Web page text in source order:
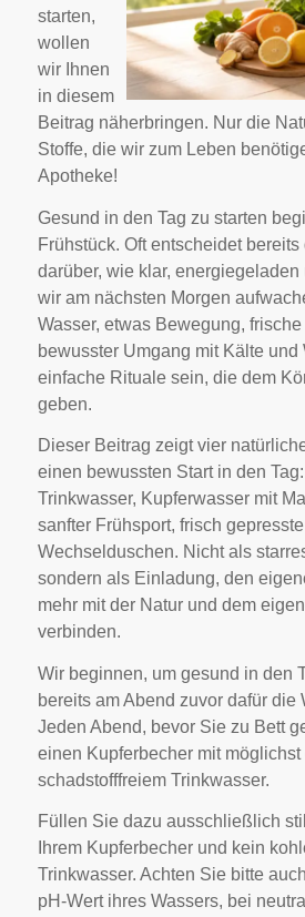
starten,
wollen
wir Ihnen
in diesem
Beitrag näherbringen. Nur die
Stoffe, die wir zum Leben
Apotheke!
Gesund in den Tag zu starten
Frühstück. Oft entscheidet bereits
darüber, wie klar,
wir am nächsten Morgen
Wasser, etwas Bewegung,
bewusster Umgang mit Kälte und
einfache Rituale sein, die dem
geben.
Dieser Beitrag zeigt vier
einen bewussten Start in den
Trinkwasser, Kupferwasser mit
sanfter Frühsport, frisch
Wechselduschen. Nicht als
sondern als Einladung, den
mehr mit der Natur und dem
verbinden.
Wir beginnen, um gesund in den
bereits am Abend zuvor dafür die
Jeden Abend, bevor Sie zu Bett
einen Kupferbecher mit möglichst
schadstofffreiem Trinkwasser.
Füllen Sie dazu ausschließlich
Ihrem Kupferbecher und kein
Trinkwasser. Achten Sie bitte
pH-Wert ihres Wassers, bei